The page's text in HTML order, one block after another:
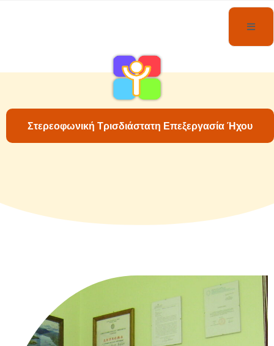
Στερεοφωνική Τρισδιάστατη Επεξεργασία Ήχου